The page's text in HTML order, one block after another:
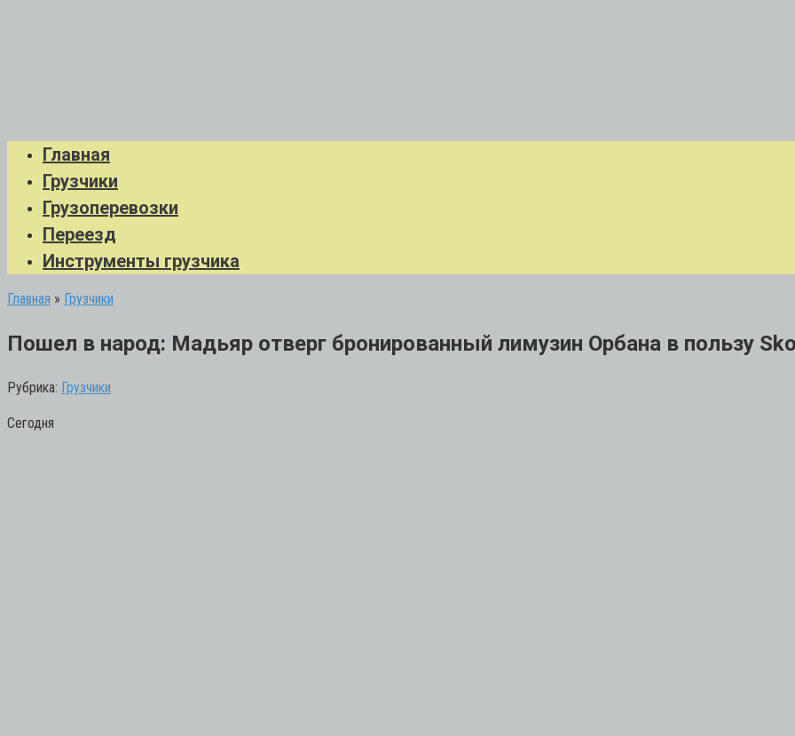
Главная
Грузчики
Грузоперевозки
Переезд
Инструменты грузчика
Главная » Грузчики
Пошел в народ: Мадьяр отверг бронированный лимузин Орбана в пользу
Рубрика: Грузчики
Сегодня